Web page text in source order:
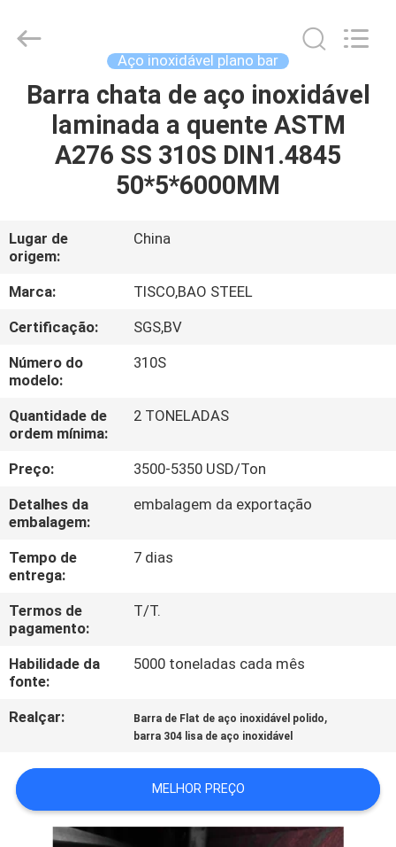
CASA
PRODUTOS
NÓS
EXCURSÃO
DA
FÁBRICA
CONTROLE
DA
QUALIDADE
CONTACTE-
NOS
NOTÍCIA
CASOS
COMPANY
MAPA
STEEL
INDUSTRIAL
Reserved.
Aço inoxidável plano bar
Barra chata de aço inoxidável
laminada a quente ASTM
A276 SS 310S DIN1.4845
50*5*6000MM
Lugar de
origem:
China
Marca:
TISCO,BAO STEEL
Certificação:
SGS,BV
Número do
modelo:
310S
Quantidade de
ordem mínima:
2 TONELADAS
Preço:
3500-5350 USD/Ton
Detalhes da
embalagem:
embalagem da exportação
Tempo de
entrega:
7 dias
Termos de
pagamento:
T/T.
Habilidade da
fonte:
5000 toneladas cada mês
Realçar: Barra de Flat de aço inoxidável polido,
barra 304 lisa de aço inoxidável
MELHOR PREÇO